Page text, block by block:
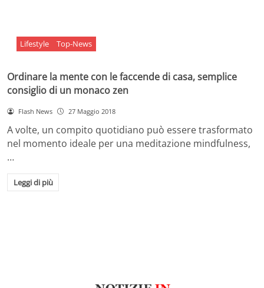
Lifestyle Top-News
Ordinare la mente con le faccende di casa, semplice
consiglio di un monaco zen
Flash News 27 Maggio 2018
A volte, un compito quotidiano può essere trasformato
nel momento ideale per una meditazione mindfulness,
…
Leggi di più